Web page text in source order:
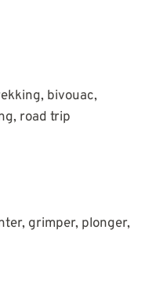
bivouac,
road trip
grimper, plonger,